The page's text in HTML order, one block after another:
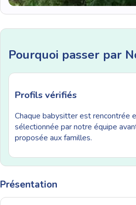
Pourquoi passer par
Profils vérifiés
Chaque babysitter est rencontrée
sélectionnée par notre équipe
proposée aux familles.
Présentation